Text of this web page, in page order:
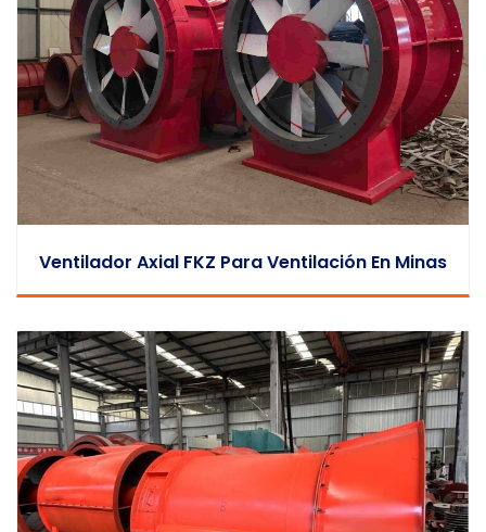
Ventilador Axial FKZ Para Ventilación En Minas